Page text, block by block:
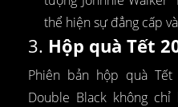
thể hiện sự đẳng cấp
3. Hộp quà Tết
Phiên bản hộp quà Tết
Double Black không